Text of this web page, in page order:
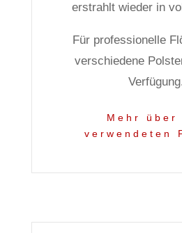
erstrahlt wieder in
Für professionelle
verschiedene
Mehr über
verwendeten